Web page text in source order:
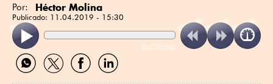
Por: Héctor Molina
Publicado: 11.04.2019 - 15:30
ReadSpeaker
Compartir
por
Compartir
por
Compartir
por
Compartir
por